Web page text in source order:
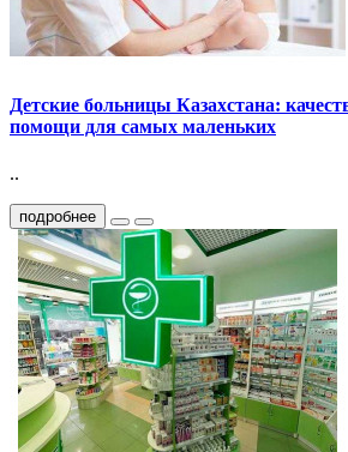
Детские больницы Казахстана:
помощи для самых маленьких
..
подробнее